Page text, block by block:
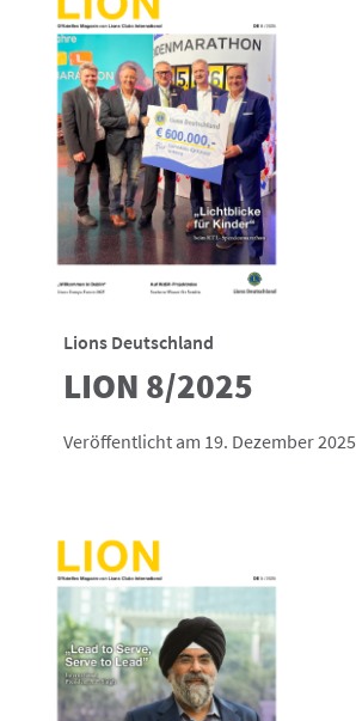
Lions Deutschland
LION 8/2025
Veröffentlicht am 19. Dezember 2025